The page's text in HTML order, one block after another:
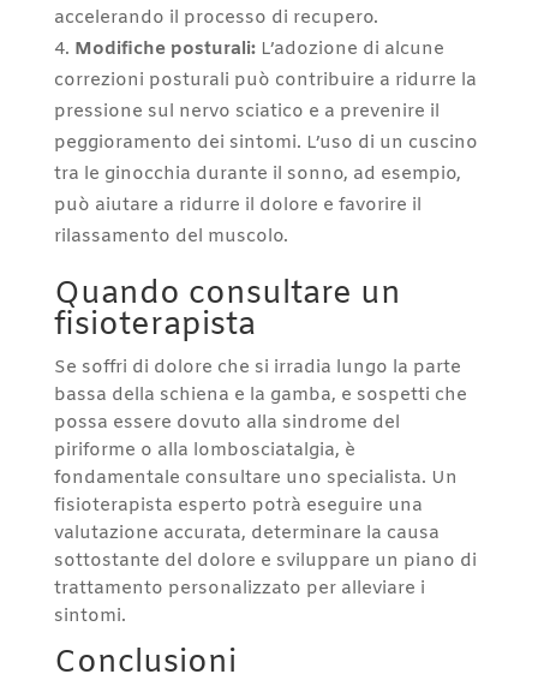
accelerando il processo di recupero.
Modifiche posturali:L’adozione di alcune
correzioni posturali può contribuire a ridurre la
pressione sul nervo sciatico e a prevenire il
peggioramento dei sintomi. L’uso di un cuscino
tra le ginocchia durante il sonno, ad esempio,
può aiutare a ridurre il dolore e favorire il
rilassamento del muscolo.
Quando consultare un
fisioterapista
Se soffri di dolore che si irradia lungo la parte
bassa della schiena e la gamba, e sospetti che
possa essere dovuto alla sindrome del
piriforme o alla lombosciatalgia, è
fondamentale consultare uno specialista. Un
fisioterapista esperto potrà eseguire una
valutazione accurata, determinare la causa
sottostante del dolore e sviluppare un piano di
trattamento personalizzato per alleviare i
sintomi.
Conclusioni